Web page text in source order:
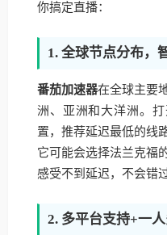
你搞定直播：
1. 全球节点分布，
番茄加速器在全球主要
洲、亚洲和大洋洲。
置，推荐延迟最低的线
它可能会选择法兰克福
感受不到延迟，不会错
2. 多平台支持+一